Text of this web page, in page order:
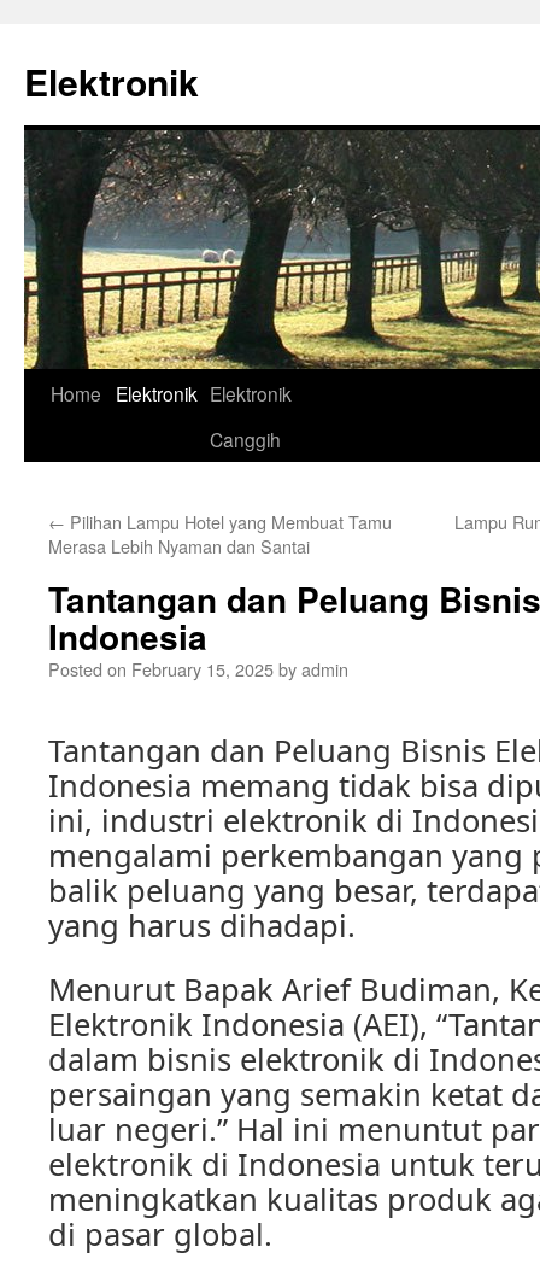
content
Elektronik
Home Elektronik Elektronik
Canggih
← Pilihan Lampu Hotel yang Membuat Tamu
Merasa Lebih Nyaman dan Santai
Lampu
Tantangan dan Peluang
Indonesia
Posted on February 15, 2025byadmin
Tantangan dan Peluang Bisnis
Indonesia memang tidak bisa
ini, industri elektronik di
mengalami perkembangan yang
balik peluang yang besar,
yang harus dihadapi.
Menurut Bapak Arief Budiman,
Elektronik Indonesia (AEI),
dalam bisnis elektronik di
persaingan yang semakin ketat
luar negeri.” Hal ini menuntut
elektronik di Indonesia untuk
meningkatkan kualitas produk
di pasar global.